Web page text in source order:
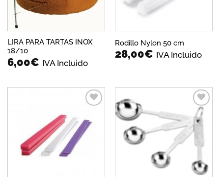
LIRA PARA TARTAS INOX
18/10
6,00€ IVA Incluido
Rodillo Nylon 50 cm
28,00€ IVA Incluido
a la
lista de
deseos
Añadir
a la
lista de
deseos